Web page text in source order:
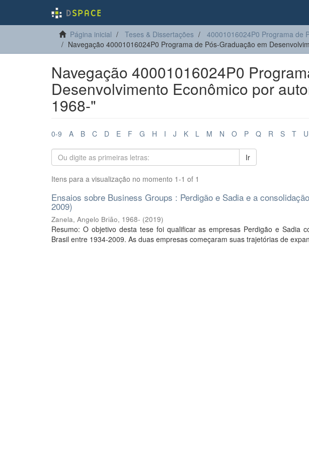
Página inicial Teses & Dissertações
40001016024P0 Programa de
Navegação 40001016024P0 Programa de Pós-Graduação em
Navegação 40001016024P0
Desenvolvimento Econômico por
1968-"
0-9 A B C D E F G H I J K L M N O P Q R S T U
Ir
Itens para a visualização no momento 1-1 of 1
Ensaios sobre Business Groups : Perdigão e Sadia e a
2009)
Zanela, Angelo Brião, 1968- (2019)
Resumo: O objetivo desta tese foi qualificar as empresas Perdigão e Sadia
Brasil entre 1934-2009. As duas empresas começaram suas trajetórias de